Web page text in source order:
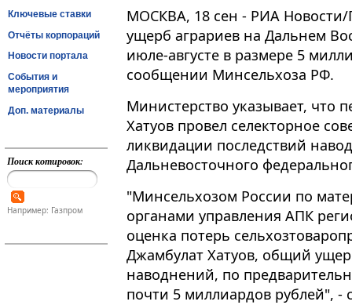
Ключевые ставки
Отчёты корпораций
Новости портала
События и
мероприятия
Доп. материалы
Поиск котировок:
Например: Газпром
МОСКВА, 18 сен - РИА
ущерб аграриев на Дальнем
июле-августе в размере 5
сообщении Минсельхоза РФ.
Министерство указывает, что
Хатуов провел селекторное
ликвидации последствий
Дальневосточного
"Минсельхозом России по
органами управления АПК
оценка потерь
Джамбулат Хатуов, общий
наводнений, по
почти 5 миллиардов рублей", -